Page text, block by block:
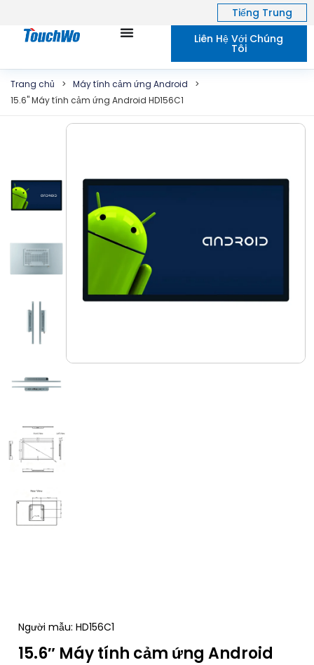
Tiếng Trung
Liên Hệ Với Chúng
Tôi
Trang chủ > Máy tính cảm ứng Android
>
15.6" Máy tính cảm ứng Android HD156C1
Người mẫu: HD156C1
15.6″ Máy tính cảm ứng Android